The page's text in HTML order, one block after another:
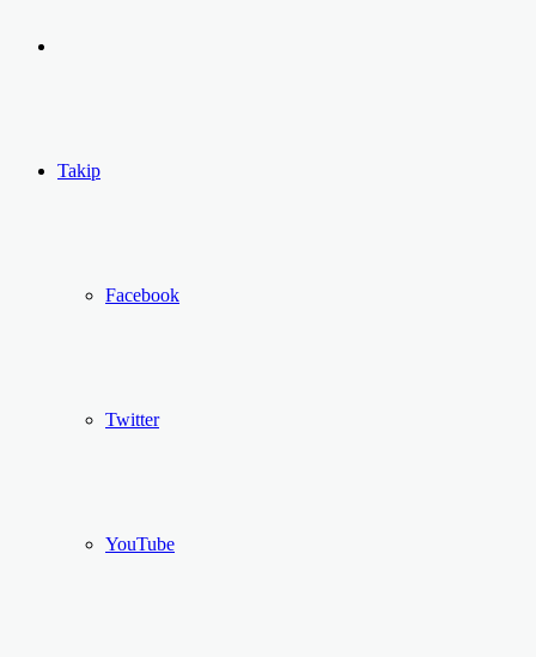
...
Ol
Takip
Facebook
Twitter
YouTube